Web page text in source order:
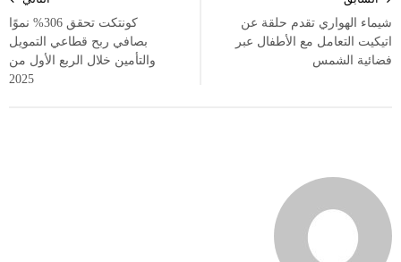
المقالات
شيماء الهواري تقدم حلقة عن
اتيكيت التعامل مع الأطفال عبر
فضائية الشمس
كونتكت تحقق 306% نموًا
بصافي ربح قطاعي التمويل
والتأمين خلال الربع الأول من
2025